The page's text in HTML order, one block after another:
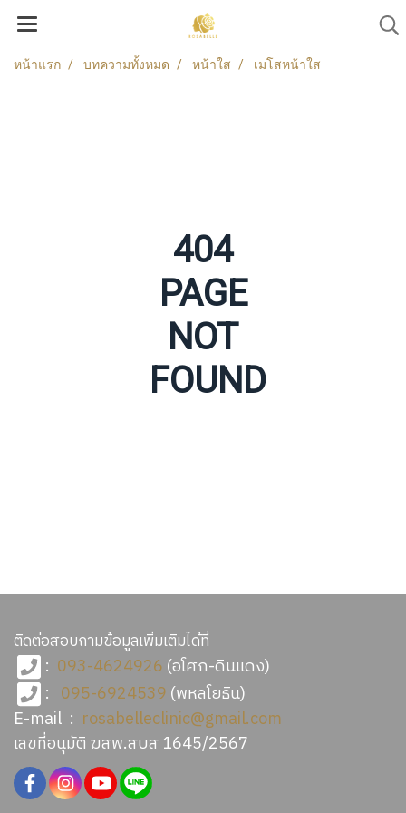
หน้าแรก บทความทั้งหมด หน้าใส เมโสหน้าใส
404
PAGE
NOT
FOUND
ติดต่อสอบถามข้อมูลเพิ่มเติมได้ที่
: 093-4624926 (อโศก-ดินแดง)
: 095-6924539 (พหลโยธิน)
E-mail : rosabelleclinic@gmail.com
เลขที่อนุมัติ ฆสพ.สบส 1645/2567